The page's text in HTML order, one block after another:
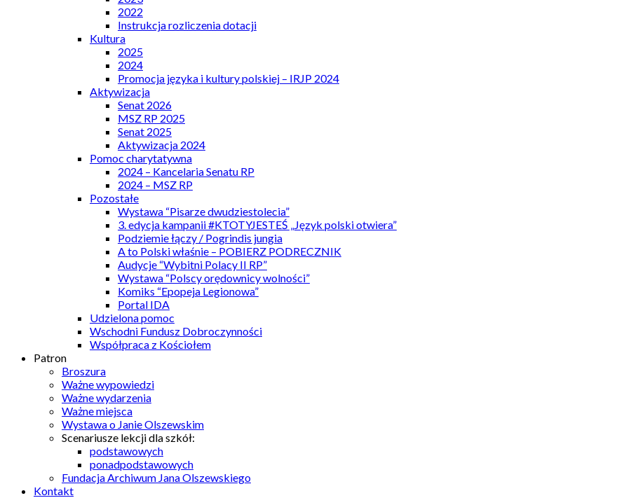
2022
Instrukcja rozliczenia dotacji
Kultura
2025
2024
Promocja języka i kultury polskiej – IRJP 2024
Aktywizacja
Senat 2026
MSZ RP 2025
Senat 2025
Aktywizacja 2024
Pomoc charytatywna
2024 – Kancelaria Senatu RP
2024 – MSZ RP
Pozostałe
Wystawa “Pisarze dwudziestolecia”
3. edycja kampanii #KTOTYJESTEŚ „Język polski otwiera”
Podziemie łączy / Pogrindis jungia
A to Polski właśnie – POBIERZ PODRECZNIK
Audycje “Wybitni Polacy II RP”
Wystawa “Polscy orędownicy wolności”
Komiks “Epopeja Legionowa”
Portal IDA
Udzielona pomoc
Wschodni Fundusz Dobroczynności
Współpraca z Kościołem
Patron
Broszura
Ważne wypowiedzi
Ważne wydarzenia
Ważne miejsca
Wystawa o Janie Olszewskim
Scenariusze lekcji dla szkół:
podstawowych
ponadpodstawowych
Fundacja Archiwum Jana Olszewskiego
Kontakt